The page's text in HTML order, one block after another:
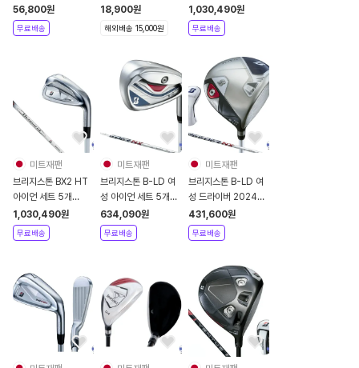
츠 레인웨어 남성
84G42
56,800원
무료배송
GOLF 스코어 카운터
타수기 2025년
18,900원
해외배송 15,000원
2025년 카본샤프트
SPEEDER NX
BS50i
1,030,490원
무료배송
미트재팬
브리지스톤 BX2 HT
아이언 세트 5개
2025년 카본샤프트
Diamana BS50ll
1,030,490원
무료배송
미트재팬
브리지스톤 B-LD 여
성 아이언 세트 5개
2024년 카본샤프트
634,090원
무료배송
미트재팬
브리지스톤 B-LD 여
성 드라이버 2024년
카본샤프트
SPEEDER NX
BS40LDw
431,600원
무료배송